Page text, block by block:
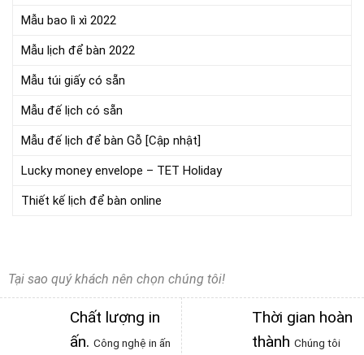
Mẫu bao lì xì 2022
Mẫu lịch để bàn 2022
Mẫu túi giấy có sẵn
Mẫu đế lịch có sẵn
Mẫu đế lịch để bàn Gỗ [Cập nhật]
Lucky money envelope – TET Holiday
Thiết kế lịch để bàn online
Tại sao quý khách nên chọn chúng tôi!
Chất lượng in
ấn. Công nghệ in ấn
Thời gian hoàn
thành Chúng tôi